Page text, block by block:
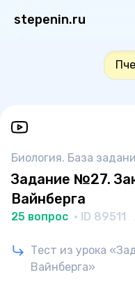
stepenin.ru
Биология. База
Задание №27.
Вайнберга
25 вопрос · ID 89511
Тест из урока
Вайнберга»